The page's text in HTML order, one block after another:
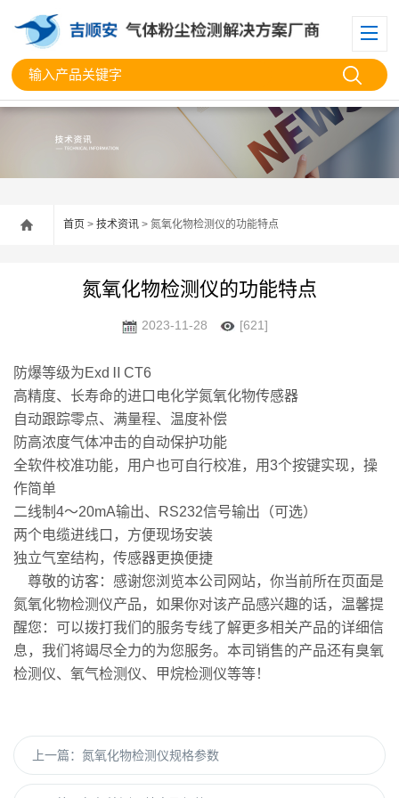
首页 > 技术资讯 > 氮氧化物检测仪的功能特点
氮氧化物检测仪的功能特点
2023-11-28 [621]
防爆等级为Exd
CT6
高精度、长寿命的进口电化学氮氧化物传感器
自动跟踪零点、满量程、温度补偿
防高浓度气体冲击的自动保护功能
全软件校准功能，用户也可自行校准，用3个按键实现，操
作简单
二线制 4～20mA输出、 RS232信号输出（可选）
两个电缆进线口，方便现场安装
独立气室结构，传感器更换便捷
尊敬的访客：感谢您浏览本公司网站，你当前所在页面是
氮氧化物检测仪产品，如果你对该产品感兴趣的话，温馨提
醒您：可以拨打我们的服务专线了解更多相关产品的详细信
息，我们将竭尽全力的为您服务。本司销售的产品还有臭氧
检测仪、氧气检测仪、甲烷检测仪等等！
上一篇： 氮氧化物检测仪规格参数